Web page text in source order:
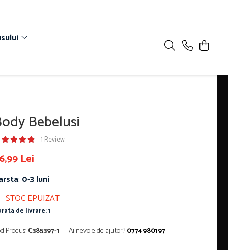
Bebelusi
1 Review
Lei
: 0-3 luni
STOC EPUIZAT
de livrare:1
Produs:C385397-1 Ai nevoie de ajutor?0774980197